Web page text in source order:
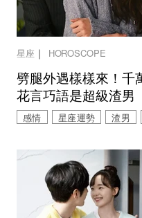
星座 ｜ HOROSCOPE
劈腿外遇樣樣來！千
花言巧語是超級渣男
感情 星座運勢 渣男